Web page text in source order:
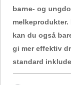
barne- og
kan du også
gi mer effektiv
standard